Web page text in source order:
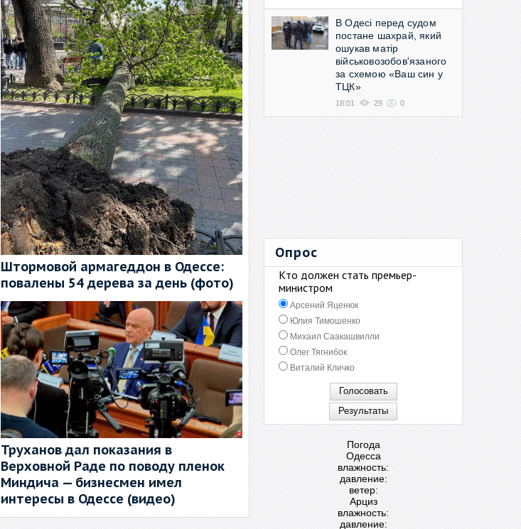
Штормовой армагеддон в Одессе:
повалены 54 дерева за день (фото)
Труханов дал показания в
Верховной Раде по поводу пленок
Миндича — бизнесмен имел
интересы в Одессе (видео)
В Одесі перед судом
постане шахрай, який
ошукав матір
військовозобов'язаного
за схемою «Ваш син у
ТЦК»
18:01 29 0
Опрос
Кто должен стать премьер-
министром
Арсений Яценюк
Юлия Тимошенко
Михаил Саакашвилли
Олег Тягнибок
Виталий Кличко
Погода
Одесса
влажность:
давление:
ветер:
Арциз
влажность:
давление: